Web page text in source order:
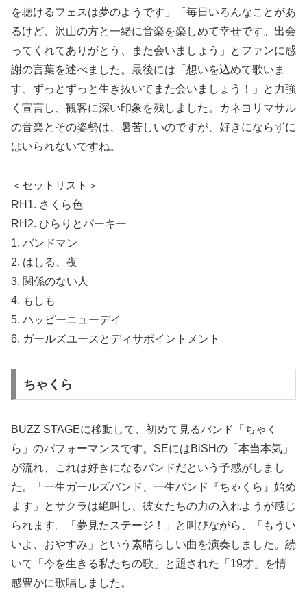
を聴けるフェスは夢のようです」「毎日いろんなことがあ
るけど、沢山の方と一緒に音楽を楽しめて幸せです。出会
ってくれてありがとう、また会いましょう」とファンに感
謝の言葉を述べました。最後には「想いを込めて歌いま
す、ずっとずっと生き抜いてまた会いましょう！」と力強
く宣言し、観客に深い印象を残しました。カネヨリマサル
の音楽とその姿勢は、暑苦しいのですが、好きにならずに
はいられないですね。
＜セットリスト＞
RH1. さくら色
RH2. ひらりとパーキー
1. バンドマン
2. はしる、夜
3. 関係のない人
4. もしも
5. ハッピーニューデイ
6. ガールズユースとディサポイントメント
ちゃくら
BUZZ STAGEに移動して、初めて見るバンド「ちゃく
ら」のパフォーマンスです。SEにはBiSHの「本当本気」
が流れ、これは好きになるバンドだという予感がしまし
た。「一生ガールズバンド、一生バンド『ちゃくら』始め
ます」とサクラは絶叫し、彼女たちの力の入れようが感じ
られます。「夢見たステージ！」と叫びながら、「もうい
いよ、おやすみ」という素晴らしい曲を演奏しました。続
いて「今を生きる私たちの歌」と題された「19才」を情
感豊かに歌唱しました。